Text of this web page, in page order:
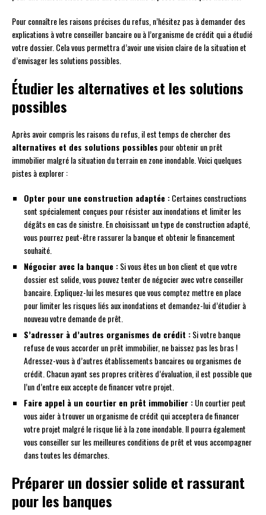
Pour connaître les raisons précises du refus, n’hésitez pas à demander des
explications à votre conseiller bancaire ou à l’organisme de crédit qui a étudié
votre dossier. Cela vous permettra d’avoir une vision claire de la situation et
d’envisager les solutions possibles.
Étudier les alternatives et les solutions
possibles
Après avoir compris les raisons du refus, il est temps de chercher des
alternatives et des solutions possibles pour obtenir un prêt
immobilier malgré la situation du terrain en zone inondable. Voici quelques
pistes à explorer :
Opter pour une construction adaptée :Certaines constructions
sont spécialement conçues pour résister aux inondations et limiter les
dégâts en cas de sinistre. En choisissant un type de construction adapté,
vous pourrez peut-être rassurer la banque et obtenir le financement
souhaité.
Négocier avec la banque :Si vous êtes un bon client et que votre
dossier est solide, vous pouvez tenter de négocier avec votre conseiller
bancaire. Expliquez-lui les mesures que vous comptez mettre en place
pour limiter les risques liés aux inondations et demandez-lui d’étudier à
nouveau votre demande de prêt.
S’adresser à d’autres organismes de crédit :Si votre banque
refuse de vous accorder un prêt immobilier, ne baissez pas les bras !
Adressez-vous à d’autres établissements bancaires ou organismes de
crédit. Chacun ayant ses propres critères d’évaluation, il est possible que
l’un d’entre eux accepte de financer votre projet.
Faire appel à un courtier en prêt immobilier :Un courtier peut
vous aider à trouver un organisme de crédit qui acceptera de financer
votre projet malgré le risque lié à la zone inondable. Il pourra également
vous conseiller sur les meilleures conditions de prêt et vous accompagner
dans toutes les démarches.
Préparer un dossier solide et rassurant
pour les banques